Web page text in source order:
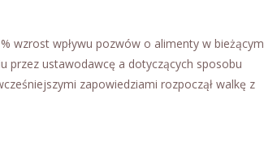
wzrost wpływu pozwów o alimenty w bieżącym
przez ustawodawcę a dotyczących sposobu
zapowiedziami rozpoczął walkę z